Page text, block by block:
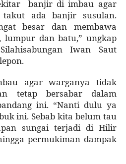
banjir di imbau agar
takut ada banjir susulan.
besar dan membawa
lumpur dan batu,” ungkap
Iwan Saut
agar warganya tidak
tetap bersabar dalam
ini. “Nanti dulu ya
ini. Sebab kita belum tau
sungai terjadi di Hilir
permukiman dampak